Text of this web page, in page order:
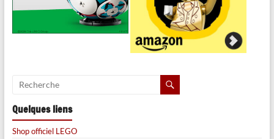
Quelques liens
Shop officiel LEGO